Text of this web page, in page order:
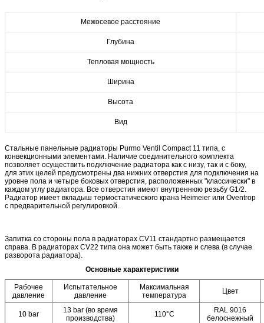
Межосевое расстояние
Глубина
Тепловая мощность
Ширина
Высота
Вид
Стальные панельные радиаторы Purmo Ventil Compact 11 типа, с
конвекционными элементами. Наличие соединительного комплекта
позволяет осуществить подключение радиатора как с низу, так и с боку,
для этих целей предусмотрены два нижних отверстия для подключения на
уровне пола и четыре боковых отверстия, расположенных "классически" в
каждом углу радиатора. Все отверстия имеют внутреннюю резьбу G1/2.
Радиатор имеет вкладыш термостатического крана Heimeier или Oventrop
с предварительной регулировкой.
Запитка со стороны пола в радиаторах CV11 стандартно размещается
справа. В радиаторах CV22 типа она может быть также и слева (в случае
разворота радиатора).
Основные характеристики
Рабочее
давление
Испытательное
давление
Максимальная
температура
Цвет
10 bar
13 bar (во время
производства)
110°C
RAL 9016
белоснежный